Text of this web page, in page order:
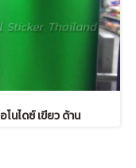
อโนไดซ์ เขียว ด้าน